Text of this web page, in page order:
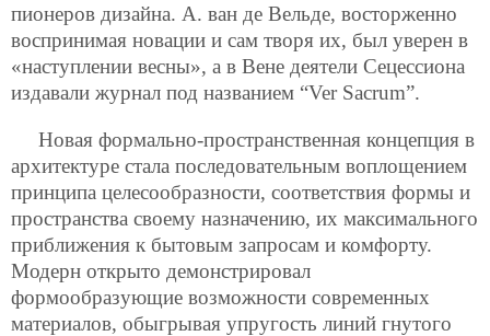
пионеров дизайна. А. ван де Вельде, восторженно
воспринимая новации и сам творя их, был уверен в
«наступлении весны», а в Вене деятели Сецессиона
издавали журнал под названием “Ver Sacrum”.
Новая формально-пространственная концепция в
архитектуре стала последовательным воплощением
принципа целесообразности, соответствия формы и
пространства своему назначению, их максимального
приближения к бытовым запросам и комфорту.
Модерн открыто демонстрировал
формообразующие возможности современных
материалов, обыгрывая упругость линий гнутого